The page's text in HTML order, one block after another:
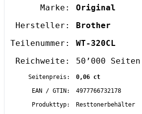
Marke:
Original
Hersteller:
Brother
Teilenummer:
WT-320CL
Reichweite:
50’000 Seiten
Seitenpreis:
0,06 ct
EAN / GTIN:
4977766732178
Produkttyp:
Resttonerbehälter